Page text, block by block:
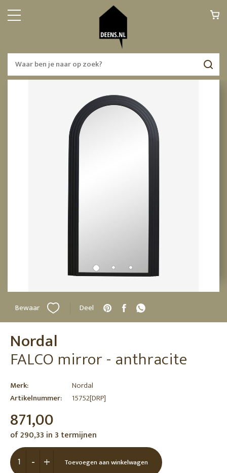
Bewaar Deel
Nordal
FALCO mirror - anthracite
Merk:
Nordal
Artikelnummer:
15752[DRP]
871,00
of 290,33 in 3 termijnen
+
- Toevoegen aan winkelwagen